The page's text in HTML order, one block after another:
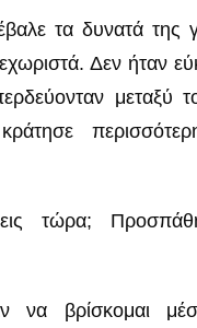
τα δυνατά της
Δεν ήταν
μεταξύ
τώρα;
βρίσκομαι